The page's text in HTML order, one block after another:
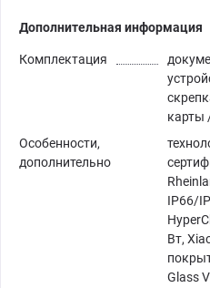
Дополнительная информация
Комплектация
карты
Особенности,
дополнительно
IP66/
Вт,
Glass